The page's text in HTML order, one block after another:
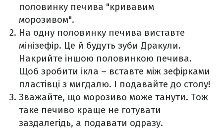
половинку печива "кривавим
морозивом".
На одну половинку печива виставте
мінізефір. Це й будуть зуби Дракули.
Накрийте іншою половинкою печива.
Щоб зробити ікла – вставте між зефірками
пластівці з мигдалю. І подавайте до столу!
Зважайте, що морозиво може танути. Тож
таке печиво краще не готувати
заздалегідь, а подавати одразу.